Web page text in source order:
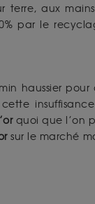
terre, aux
par le
haussier pour
quoi que l’on
sur le marché